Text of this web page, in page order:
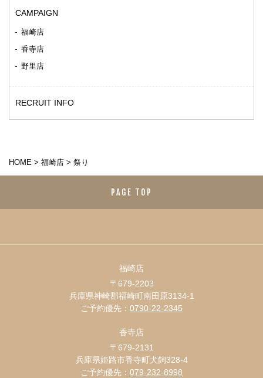
CAMPAIGN
福崎店
香寺店
野里店
RECRUIT INFO
HOME > 福崎店 > 祭り
PAGE TOP
福崎店
〒679-2203
兵庫県神崎郡福崎町南田原3134-1
ご予約優先： 0790-22-2345
香寺店
〒679-2131
兵庫県姫路市香寺町犬飼328-4
ご予約優先： 079-232-8998